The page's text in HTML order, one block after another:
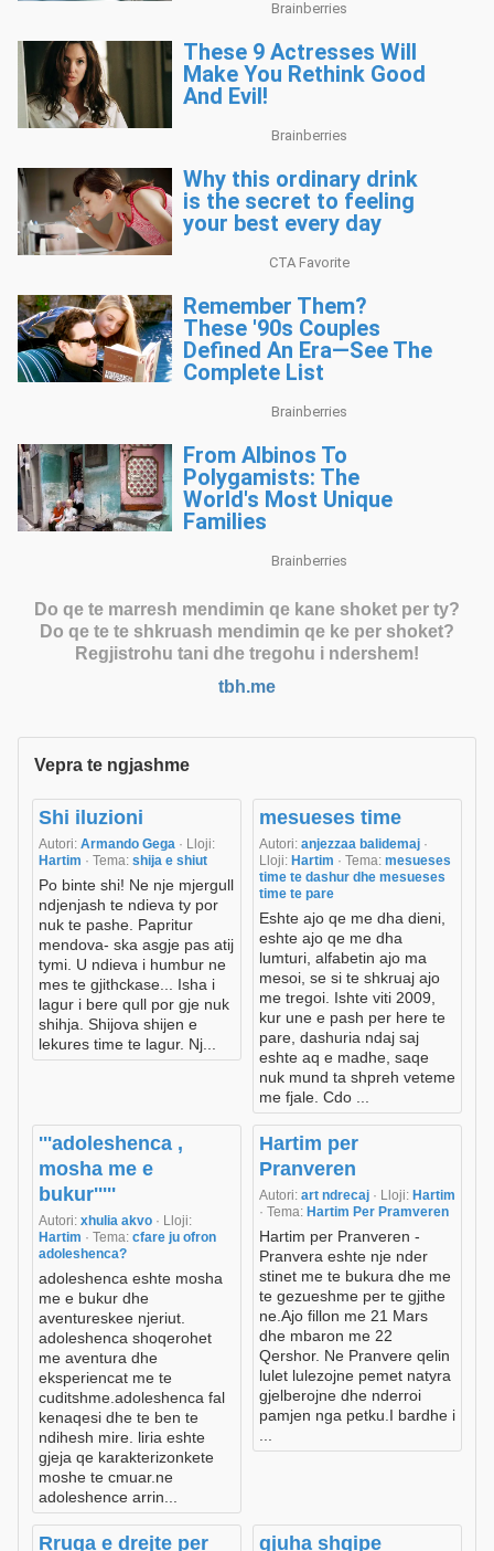
Do qe te marresh mendimin qe kane shoket per ty?
Do qe te te shkruash mendimin qe ke per shoket?
Regjistrohu tani dhe tregohu i ndershem!
tbh.me
Vepra te ngjashme
Shi iluzioni
Autori: Armando Gega · Lloji:
Hartim · Tema: shija e shiut
Po binte shi! Ne nje mjergull
ndjenjash te ndieva ty por
nuk te pashe. Papritur
mendova- ska asgje pas atij
tymi. U ndieva i humbur ne
mes te gjithckase... Isha i
lagur i bere qull por gje nuk
shihja. Shijova shijen e
lekures time te lagur. Nj...
mesueses time
Autori: anjezzaa balidemaj ·
Lloji: Hartim · Tema: mesueses
time te dashur dhe mesueses
time te pare
Eshte ajo qe me dha dieni,
eshte ajo qe me dha
lumturi, alfabetin ajo ma
mesoi, se si te shkruaj ajo
me tregoi. Ishte viti 2009,
kur une e pash per here te
pare, dashuria ndaj saj
eshte aq e madhe, saqe
nuk mund ta shpreh veteme
me fjale. Cdo ...
'''adoleshenca ,
mosha me e
bukur'''''
Autori: xhulia akvo · Lloji:
Hartim · Tema: cfare ju ofron
adoleshenca?
adoleshenca eshte mosha
me e bukur dhe
aventureskee njeriut.
adoleshenca shoqerohet
me aventura dhe
eksperiencat me te
cuditshme.adoleshenca fal
kenaqesi dhe te ben te
ndihesh mire. liria eshte
gjeja qe karakterizonkete
moshe te cmuar.ne
adoleshence arrin...
Hartim per
Pranveren
Autori: art ndrecaj · Lloji: Hartim
· Tema: Hartim Per Pramveren
Hartim per Pranveren -
Pranvera eshte nje nder
stinet me te bukura dhe me
te gezueshme per te gjithe
ne.Ajo fillon me 21 Mars
dhe mbaron me 22
Qershor. Ne Pranvere qelin
lulet lulezojne pemet natyra
gjelberojne dhe nderroi
pamjen nga petku.I bardhe i
Rruga e drejte per gjuha shqipe